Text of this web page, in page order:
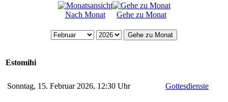
Nach Monat Gehe zu Monat
Gehe zu Monat
Estomihi
Sonntag, 15. Februar 2026, 12:30 Uhr Gottesdienste